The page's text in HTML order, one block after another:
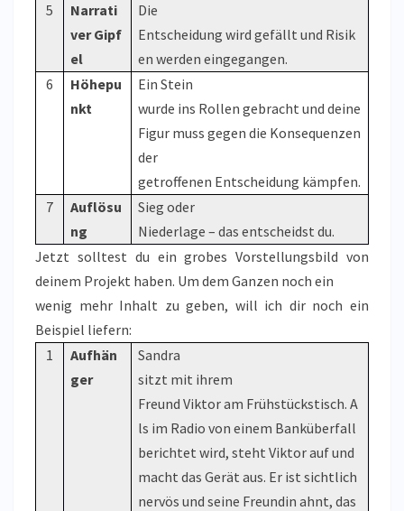
5
Narrati
ver Gipf
el
Die
Entscheidung wird gefällt und Risik
en werden eingegangen.
6
Höhepu
nkt
Ein Stein
wurde ins Rollen gebracht und deine
Figur muss gegen die Konsequenzen
der
getroffenen Entscheidung kämpfen.
7
Auflösu
ng
Sieg oder
Niederlage – das entscheidst du.
Jetzt solltest du ein grobes Vorstellungsbild von
deinem Projekt haben. Um dem Ganzen noch ein
wenig mehr Inhalt zu geben, will ich dir noch ein
Beispiel liefern:
1
Aufhän
ger
Sandra
sitzt mit ihrem
Freund Viktor am Frühstückstisch. A
ls im Radio von einem Banküberfall
berichtet wird, steht Viktor auf und
macht das Gerät aus. Er ist sichtlich
nervös und seine Freundin ahnt, das